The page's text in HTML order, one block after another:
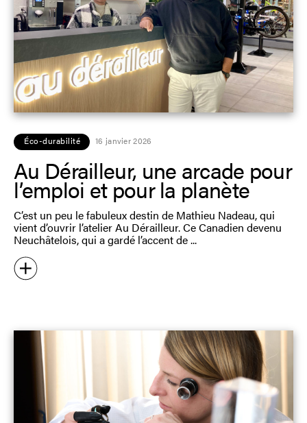
Éco-durabilité 16 janvier 2026
Au Dérailleur, une arcade pour
l’emploi et pour la planète
C’est un peu le fabuleux destin de Mathieu Nadeau, qui
vient d’ouvrir l’atelier Au Dérailleur. Ce Canadien devenu
Neuchâtelois, qui a gardé l’accent de